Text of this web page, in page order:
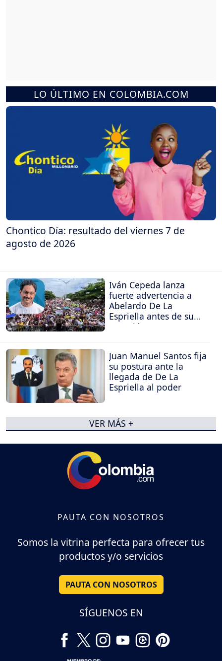
LO ÚLTIMO EN COLOMBIA.COM
Chontico Día: resultado del viernes 7 de
agosto de 2026
Iván Cepeda lanza
fuerte advertencia a
Abelardo De La
Espriella antes de su
posesión
Juan Manuel Santos fija
su postura ante la
llegada de De La
Espriella al poder
VER MÁS +
PAUTA CON NOSOTROS
Somos la vitrina perfecta para ofrecer tus
productos y/o servicios
PAUTA CON NOSOTROS
SÍGUENOS EN